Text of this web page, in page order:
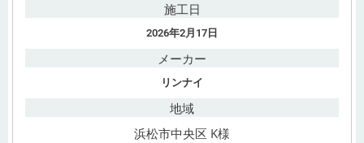
施工日
2026年2月17日
メーカー
リンナイ
地域
浜松市中央区 K様